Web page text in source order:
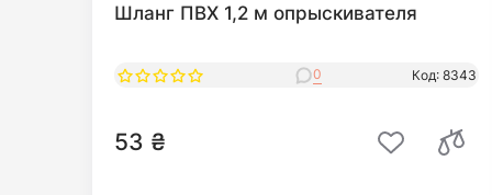
Шланг ПВХ 1,2 м опрыскивателя
0 Код: 8343
53 ₴